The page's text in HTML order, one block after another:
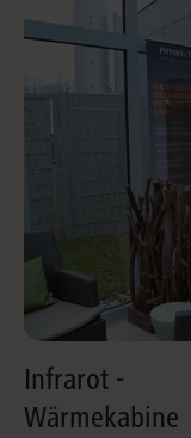
Infrarot -
Wärmekabine